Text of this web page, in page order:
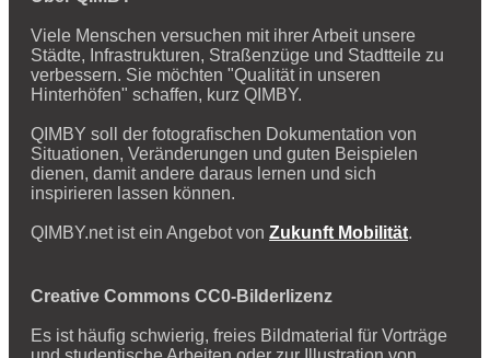
Viele Menschen versuchen mit ihrer Arbeit unsere
Städte, Infrastrukturen, Straßenzüge und Stadtteile zu
verbessern. Sie möchten "Qualität in unseren
Hinterhöfen" schaffen, kurz QIMBY.
QIMBY soll der fotografischen Dokumentation von
Situationen, Veränderungen und guten Beispielen
dienen, damit andere daraus lernen und sich
inspirieren lassen können.
QIMBY.net ist ein Angebot von Zukunft Mobilität.
Creative Commons CC0-Bilderlizenz
Es ist häufig schwierig, freies Bildmaterial für Vorträge